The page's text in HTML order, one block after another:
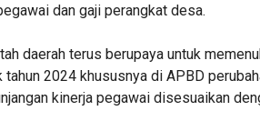
dan gaji perangkat desa.
daerah terus berupaya untuk
2024 khususnya di APBD
kinerja pegawai disesuaikan